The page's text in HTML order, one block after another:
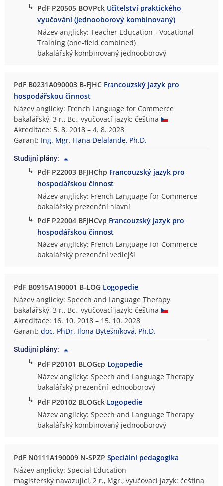
↳ PdF P20505 BOVPck Učitelství praktického
vyučování (jednooborový kombinovaný)
Název anglicky: Teacher Education - Vocational
Training (one-field combined)
bakalářský kombinovaný jednooborový
PdF B0231A090003 B-FJHC Francouzský jazyk pro
hospodářskou činnost
Název anglicky: French Language for Commerce
bakalářský, 3 r., Bc., vyučovací jazyk: čeština
Akreditace: 5. 8. 2018 – 4. 8. 2028
Garant: Ing. Mgr. Hana Delalande, Ph.D.
Studijní plány:
↳ PdF P22003 BFJHChp Francouzský jazyk pro
hospodářskou činnost
Název anglicky: French Language for Commerce
bakalářský prezenční hlavní
↳ PdF P22004 BFJHCvp Francouzský jazyk pro
hospodářskou činnost
Název anglicky: French Language for Commerce
bakalářský prezenční vedlejší
PdF B0915A190001 B-LOG Logopedie
Název anglicky: Speech and Language Therapy
bakalářský, 3 r., Bc., vyučovací jazyk: čeština
Akreditace: 16. 10. 2018 – 15. 10. 2028
Garant:doc. PhDr. Ilona Bytešníková, Ph.D.
Studijní plány:
↳ PdF P20101 BLOGcp Logopedie
Název anglicky: Speech and Language Therapy
bakalářský prezenční jednooborový
↳ PdF P20102 BLOGck Logopedie
Název anglicky: Speech and Language Therapy
bakalářský kombinovaný jednooborový
PdF N0111A190009 N-SPZPSpeciální pedagogika
Název anglicky: Special Education
magisterský navazující, 2 r., Mgr., vyučovací jazyk: čeština